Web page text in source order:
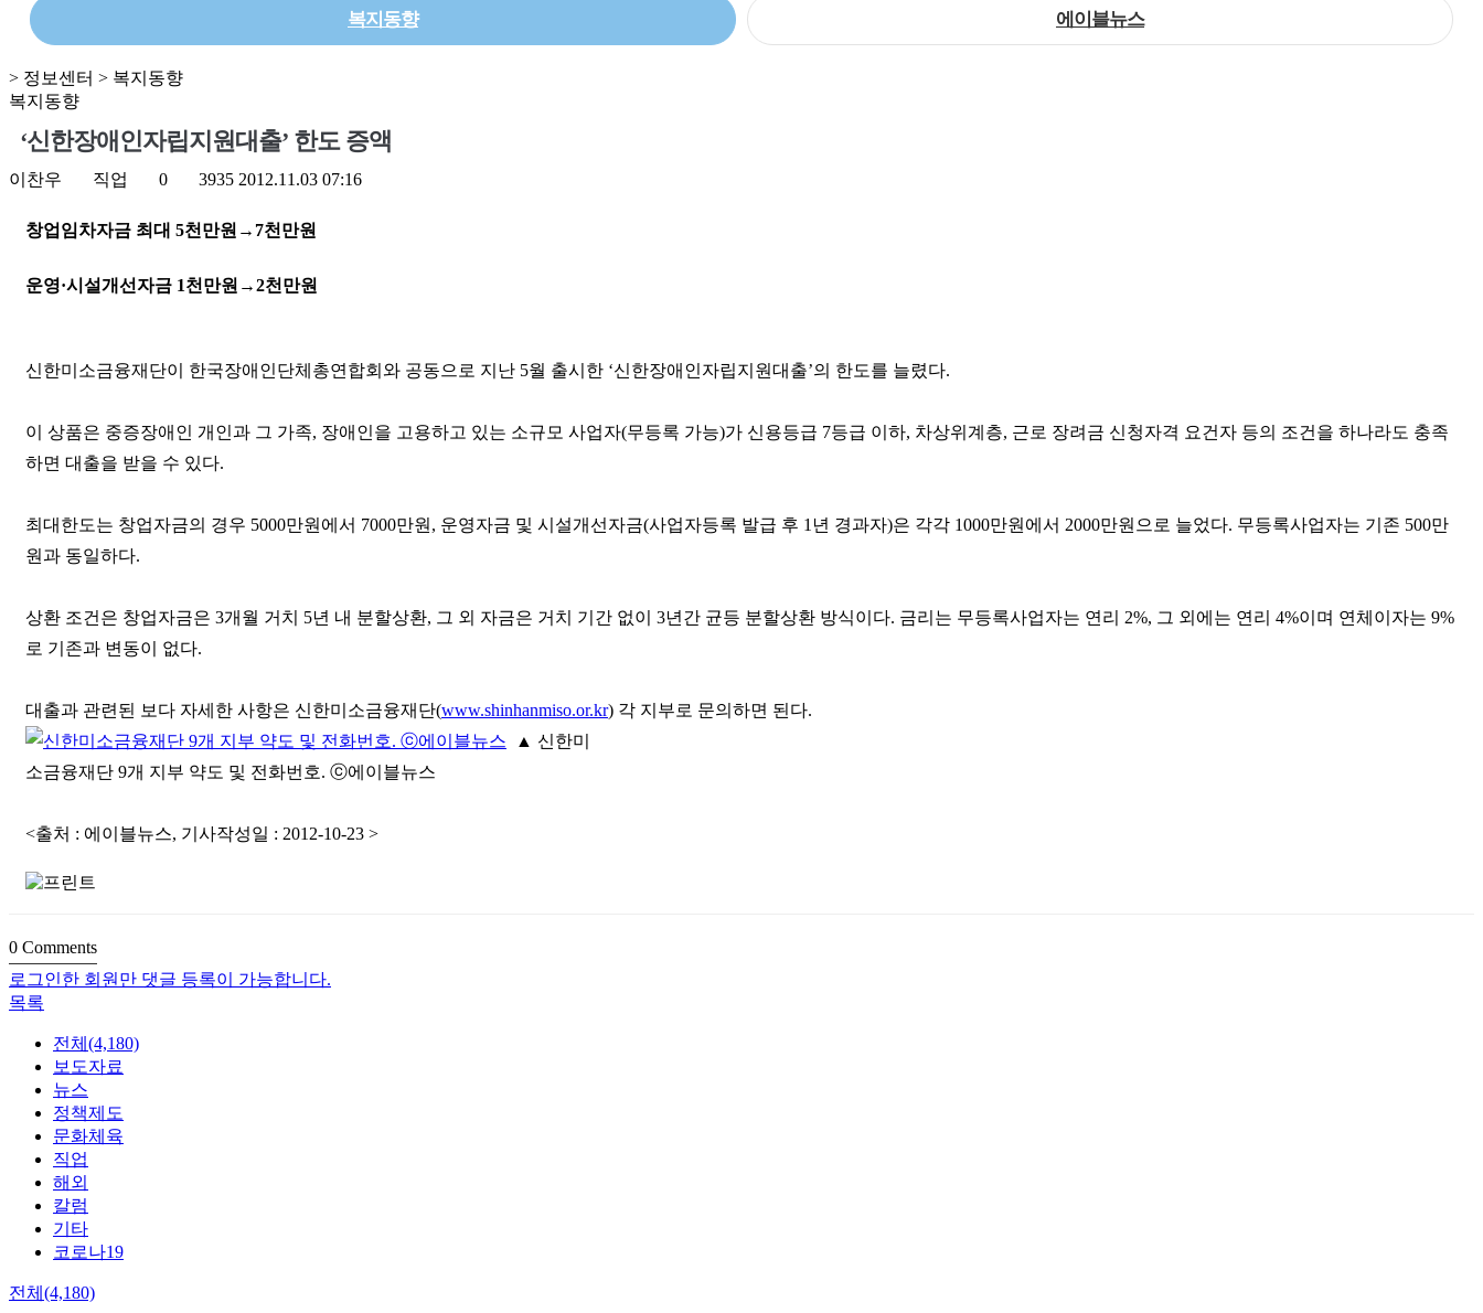
복지동향 에이블뉴스
> 정보센터 > 복지동향
복지동향
‘신한장애인자립지원대출’ 한도 증액
이찬우 직업 0 3935 2012.11.03 07:16
창업임차자금 최대 5천만원→7천만원
운영·시설개선자금 1천만원→2천만원
신한미소금융재단이 한국장애인단체총연합회와 공동으로 지난 5월 출시한 ‘신한장애인자립지원대출’의 한도를 늘렸다.
이 상품은 중증장애인 개인과 그 가족, 장애인을 고용하고 있는 소규모 사업자(무등록 가능)가 신용등급 7등급 이하, 차상위계층, 근로 장려금 신청자격 요건자 등의 조건을 하나라도 충족
하면 대출을 받을 수 있다.
최대한도는 창업자금의 경우 5000만원에서 7000만원, 운영자금 및 시설개선자금(사업자등록 발급 후 1년 경과자)은 각각 1000만원에서 2000만원으로 늘었다. 무등록사업자는 기존 500만
원과 동일하다.
상환 조건은 창업자금은 3개월 거치 5년 내 분할상환, 그 외 자금은 거치 기간 없이 3년간 균등 분할상환 방식이다. 금리는 무등록사업자는 연리 2%, 그 외에는 연리 4%이며 연체이자는 9%
로 기존과 변동이 없다.
대출과 관련된 보다 자세한 사항은 신한미소금융재단(www.shinhanmiso.or.kr) 각 지부로 문의하면 된다.
▲ 신한미
소금융재단 9개 지부 약도 및 전화번호. ⓒ에이블뉴스
<출처 : 에이블뉴스, 기사작성일 : 2012-10-23 >
0 Comments
로그인한 회원만 댓글 등록이 가능합니다.
목록
전체(4,180)
보도자료
뉴스
정책제도
문화체육
직업
해외
칼럼
기타
코로나19
전체(4,180)